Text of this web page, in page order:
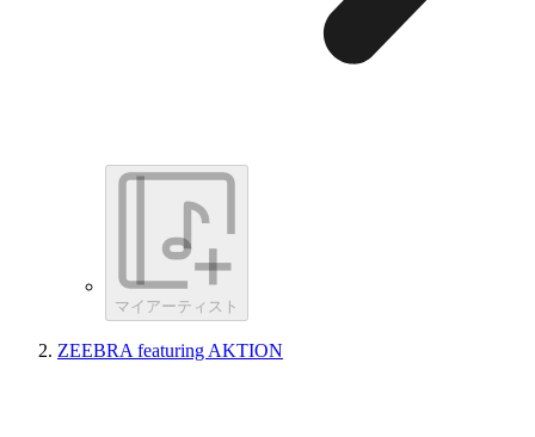
マイアーティスト
ZEEBRA featuring AKTION